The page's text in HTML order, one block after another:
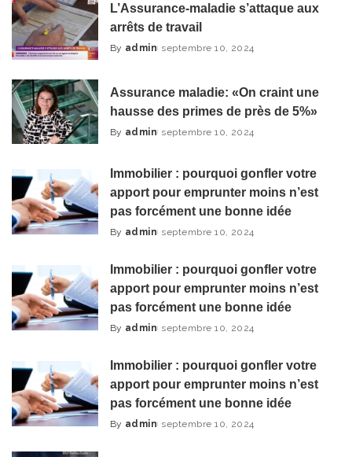
L’Assurance-maladie s’attaque aux
arrêts de travail
Posted
By admin septembre 10, 2024
Assurance maladie: «On craint une
hausse des primes de près de 5%»
Posted
By admin septembre 10, 2024
Immobilier : pourquoi gonfler votre
apport pour emprunter moins n’est
pas forcément une bonne idée
Posted
By admin septembre 10, 2024
Immobilier : pourquoi gonfler votre
apport pour emprunter moins n’est
pas forcément une bonne idée
Posted
By admin septembre 10, 2024
Immobilier : pourquoi gonfler votre
apport pour emprunter moins n’est
pas forcément une bonne idée
Posted
By admin septembre 10, 2024